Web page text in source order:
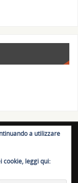
per l'Italia.
a utilizzare
cookie, leggi qui: